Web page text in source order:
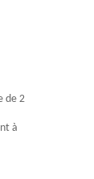
de 2
à